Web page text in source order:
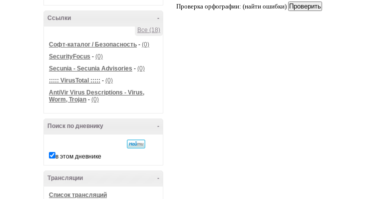
-
Ссылки
Все (18)
Софт-каталог / Безопасность - (0)
SecurityFocus - (0)
Secunia - Secunia Advisories - (0)
::::: VirusTotal ::::: - (0)
AntiVir Virus Descriptions - Virus,
Worm, Trojan - (0)
-
Поиск по дневнику
в этом дневнике
-
Трансляции
Список трансляций
Проверка орфографии: (найти ошибки)